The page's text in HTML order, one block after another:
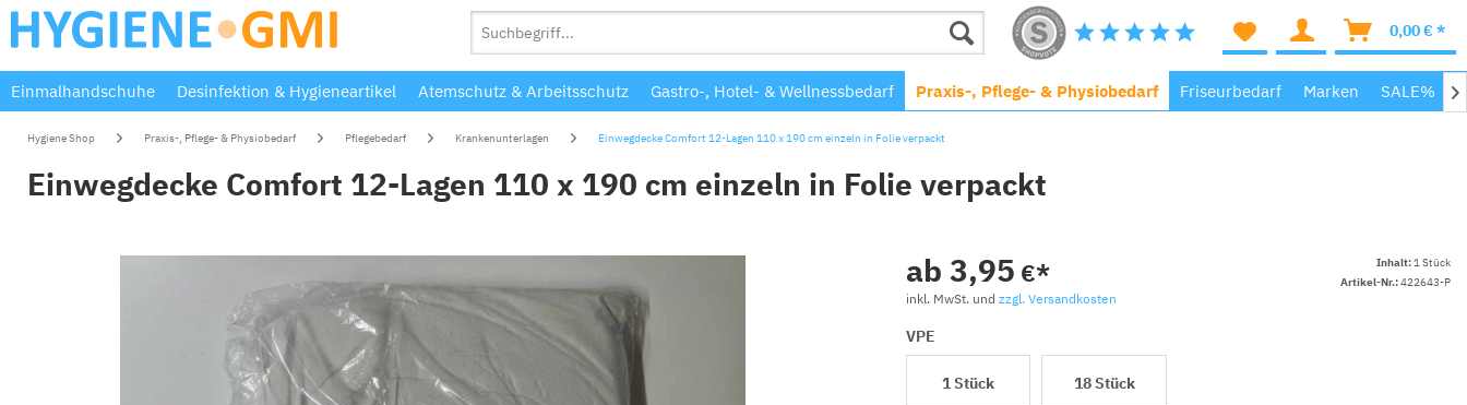
0,00 € *
Einmalhandschuhe Desinfektion & Hygieneartikel Atemschutz & Arbeitsschutz Gastro-, Hotel- & Wellnessbedarf Praxis-, Pflege- & Physiobedarf Friseurbedarf Marken SALE% 
Hygiene Shop Praxis-, Pflege- & Physiobedarf Pflegebedarf Krankenunterlagen Einwegdecke Comfort 12-Lagen 110 x 190 cm einzeln in Folie verpackt
Einwegdecke Comfort 12-Lagen 110 x 190 cm einzeln in Folie verpackt
ab 3,95 €*
inkl. MwSt. und zzgl. Versandkosten
Inhalt:1 Stück
Artikel-Nr.:422643-P
VPE
1 Stück 18 Stück